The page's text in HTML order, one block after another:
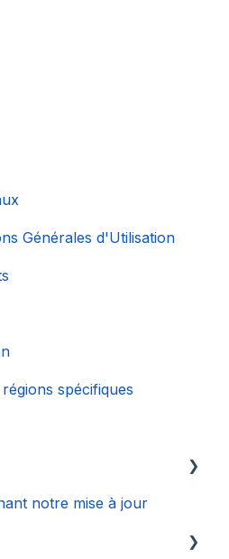
Générales d'Utilisation
spécifiques
notre mise à jour